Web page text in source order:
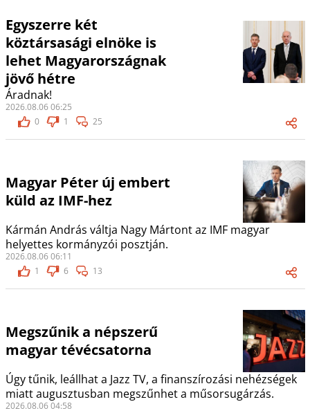
Egyszerre két
köztársasági elnöke is
lehet Magyarországnak
jövő hétre
Áradnak!
2026.08.06 06:25
0
1 25
Magyar Péter új embert
küld az IMF-hez
Kármán András váltja Nagy Mártont az IMF magyar
helyettes kormányzói posztján.
2026.08.06 06:11
1
6 13
Megszűnik a népszerű
magyar tévécsatorna
Úgy tűnik, leállhat a Jazz TV, a finanszírozási nehézségek
miatt augusztusban megszűnhet a műsorsugárzás.
2026.08.06 04:58